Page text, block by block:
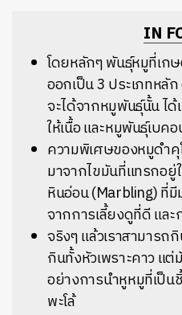
IN
โดยหลักๆพันธุ์หมูที่เก
ออกเป็น3 ประเภทหลั
จะได้จากหมูพันธุ์นั้นไ
ให้เนื้อ และหมูพันธุ์เบค
ความพิเศษของหมูดำ
มาจากไขมันที่แทรกอยู่
หินอ่อน(Marbling)ที่
จากการเลี้ยงดูที่ดีแล
จริงๆแล้วเราสามารถ
กินทั้งหัวเพราะคาว แต่
อย่างการนำหูหมูที่เป็น
พะโล้